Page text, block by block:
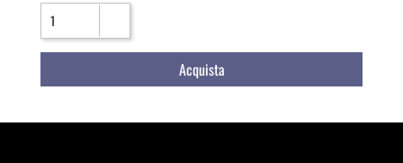
Quantità
Acquista